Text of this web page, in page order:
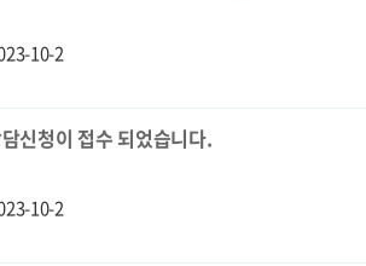
10-2
신청이 접수 되었습니다.
10-2